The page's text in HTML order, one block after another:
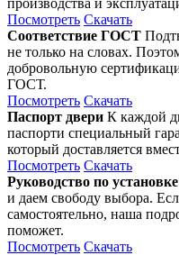
Посмотреть Скачать
Соответствие ГОСТ
не только на словах.
добровольную
ГОСТ.
Посмотреть Скачать
Паспорт двери К каждой
паспорти специальный
который доставляется
Посмотреть Скачать
Руководство по установке
и даем свободу выбора.
самостоятельно, наша
поможет.
Посмотреть Скачать